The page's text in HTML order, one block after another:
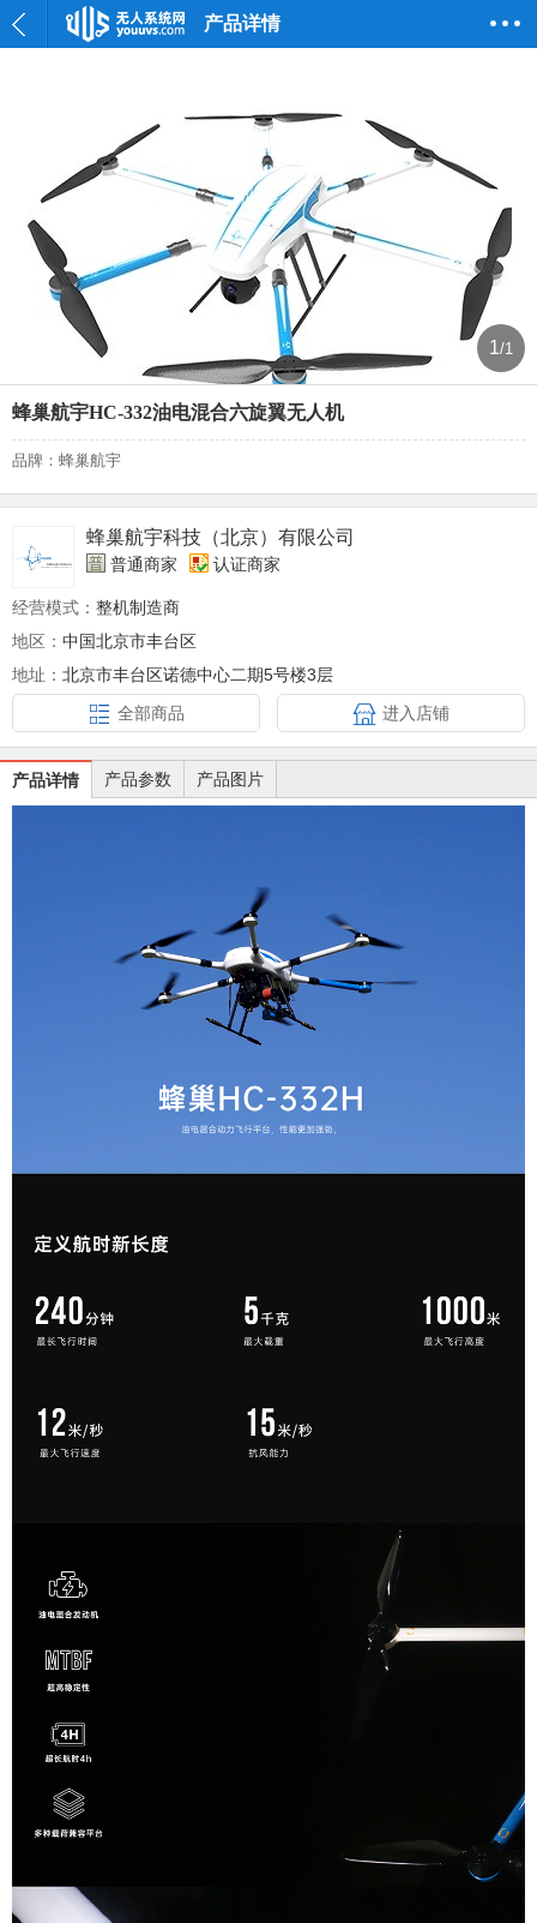
产品详情
1/1
蜂巢航宇HC-332油电混合六旋翼无人机
品牌：蜂巢航宇
蜂巢航宇科技（北京）有限公司
普通商家 认证商家
经营模式： 整机制造商
地区： 中国北京市丰台区
地址： 北京市丰台区诺德中心二期5号楼3层
全部商品
进入店铺
产品详情 产品参数 产品图片